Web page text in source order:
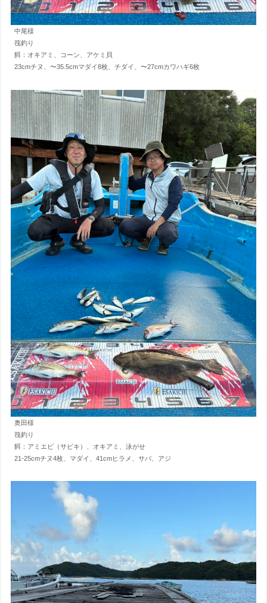
中尾様
筏釣り
餌：オキアミ、コーン、アケミ貝
23cmチヌ、〜35.5cmマダイ8枚、チダイ、〜27cmカワハギ6枚
奥田様
筏釣り
餌：アミエビ（サビキ）、オキアミ、泳がせ
21-25cmチヌ4枚、マダイ、41cmヒラメ、サバ、アジ